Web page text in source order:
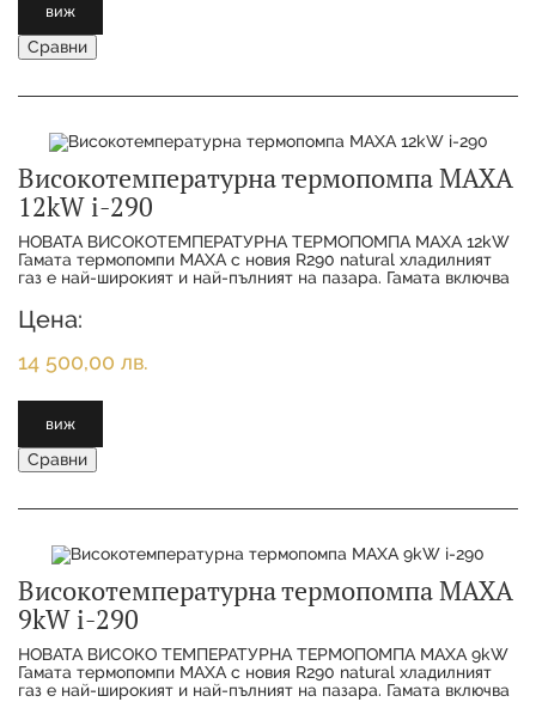
виж
Сравни
Високотемпературна термопомпа MAXA
12kW i-290
НОВАТА ВИСОКОТЕМПЕРАТУРНА ТЕРМОПОМПА MAXA 12kW
Гамата термопомпи MAXA с новия R290 natural хладилният
газ е най-широкият и най-пълният на пазара. Гамата включва
Цена:
14 500,00 лв.
виж
Сравни
Високотемпературна термопомпа MAXA
9kW i-290
НОВАТА ВИСОКО ТЕМПЕРАТУРНА ТЕРМОПОМПА MAXA 9kW
Гамата термопомпи MAXA с новия R290 natural хладилният
газ е най-широкият и най-пълният на пазара. Гамата включва